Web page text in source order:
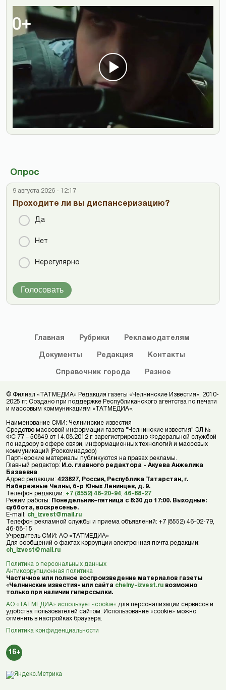
Опрос
9 августа 2026 - 12:17
Проходите ли вы диспансеризацию?
Да
Нет
Нерегулярно
Голосовать
Главная Рубрики Рекламодателям
Документы Редакция Контакты
Справочник города Разное
© Филиал «ТАТМЕДИА» Редакция газеты «Челнинские Известия», 2010-
2025 гг. Создано при поддержке Республиканского агентства по печати
и массовым коммуникациям «ТАТМЕДИА».
Наименование СМИ: Челнинские известия
Средство массовой информации газета "Челнинские известия" ЭЛ №
ФС 77 – 50849 от 14.08.2012 г. зарегистрировано Федеральной службой
по надзору в сфере связи, информационных технологий и массовых
коммуникаций (Роскомнадзор)
Партнерские материалы публикуются на правах рекламы.
Главный редактор: И.о. главного редактора - Акуева Анжелика
Базаевна
Адрес редакции: 423827, Россия, Республика Татарстан, г.
Набережные Челны, б-р Юных Ленинцев, д. 9.
Телефон редакции: +7 (8552) 46-20-94 46-88-27
Режим работы: Понедельник–пятница с 8:30 до 17:00. Выходные:
суббота, воскресенье.
E-mail: ch_izvest@mail.ru
Телефон рекламной службы и приема объявлений: +7 (8552) 46-02-79,
46-88-15
Учредитель СМИ: АО «ТАТМЕДИА»
Для сообщений о фактах коррупции электронная почта редакции:
ch_izvest@mail.ru
Политика о персональных данных
Антикоррупционная политика
Частичное или полное воспроизведение материалов газеты
«Челнинские известия» или сайта chelny-izvest.ru возможно
только при наличии гиперссылки.
АО «ТАТМЕДИА» использует «cookie» для персонализации сервисов и
удобства пользователей сайтом. Использование «cookie» можно
отменить в настройках браузера.
Политика конфиденциальности
16+